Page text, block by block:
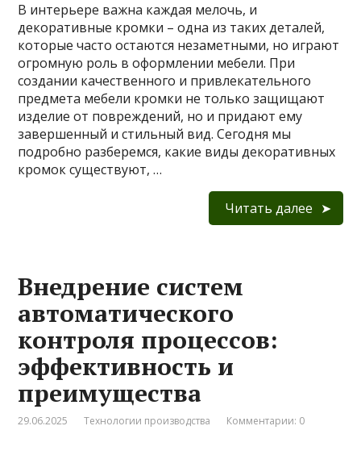
В интерьере важна каждая мелочь, и
декоративные кромки – одна из таких деталей,
которые часто остаются незаметными, но играют
огромную роль в оформлении мебели. При
создании качественного и привлекательного
предмета мебели кромки не только защищают
изделие от повреждений, но и придают ему
завершенный и стильный вид. Сегодня мы
подробно разберемся, какие виды декоративных
кромок существуют, …
Читать далее
Внедрение систем
автоматического
контроля процессов:
эффективность и
преимущества
29.06.2025 Технологии производства Комментарии: 0